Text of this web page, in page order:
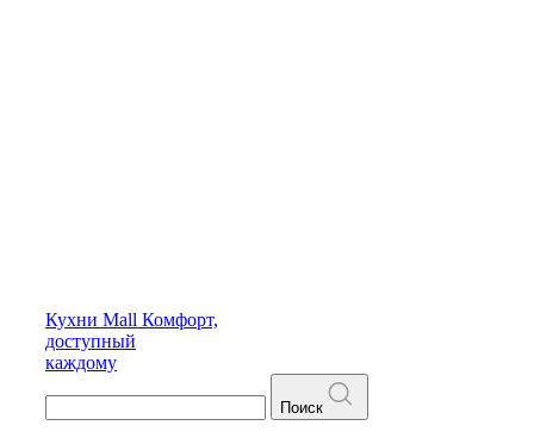
Кухни Mall Комфорт,
доступный
каждому
Поиск